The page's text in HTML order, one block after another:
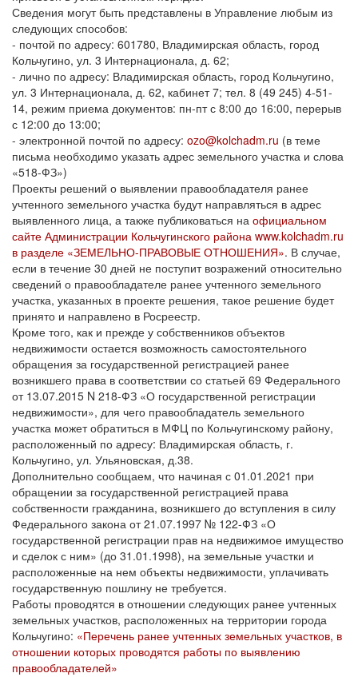
Сведения могут быть представлены в Управление любым из
следующих способов:
- почтой по адресу: 601780, Владимирская область, город
Кольчугино, ул. 3 Интернационала, д. 62;
- лично по адресу: Владимирская область, город Кольчугино,
ул. 3 Интернационала, д. 62, кабинет 7; тел. 8 (49 245) 4-51-
14, режим приема документов: пн-пт с 8:00 до 16:00, перерыв
с 12:00 до 13:00;
- электронной почтой по адресу: ozo@kolchadm.ru (в теме
письма необходимо указать адрес земельного участка и слова
«518-ФЗ»)
Проекты решений о выявлении правообладателя ранее
учтенного земельного участка будут направляться в адрес
выявленного лица, а также публиковаться на официальном
сайте Администрации Кольчугинского района www.kolchadm.ru
в разделе «ЗЕМЕЛЬНО-ПРАВОВЫЕ ОТНОШЕНИЯ». В случае,
если в течение 30 дней не поступит возражений относительно
сведений о правообладателе ранее учтенного земельного
участка, указанных в проекте решения, такое решение будет
принято и направлено в Росреестр.
Кроме того, как и прежде у собственников объектов
недвижимости остается возможность самостоятельного
обращения за государственной регистрацией ранее
возникшего права в соответствии со статьей 69 Федерального
от 13.07.2015 N 218-ФЗ «О государственной регистрации
недвижимости», для чего правообладатель земельного
участка может обратиться в МФЦ по Кольчугинскому району,
расположенный по адресу: Владимирская область, г.
Кольчугино, ул. Ульяновская, д.38.
Дополнительно сообщаем, что начиная с 01.01.2021 при
обращении за государственной регистрацией права
собственности гражданина, возникшего до вступления в силу
Федерального закона от 21.07.1997 № 122-ФЗ «О
государственной регистрации прав на недвижимое имущество
и сделок с ним» (до 31.01.1998), на земельные участки и
расположенные на нем объекты недвижимости, уплачивать
государственную пошлину не требуется.
Работы проводятся в отношении следующих ранее учтенных
земельных участков, расположенных на территории города
Кольчугино: «Перечень ранее учтенных земельных участков, в
отношении которых проводятся работы по выявлению
правообладателей»